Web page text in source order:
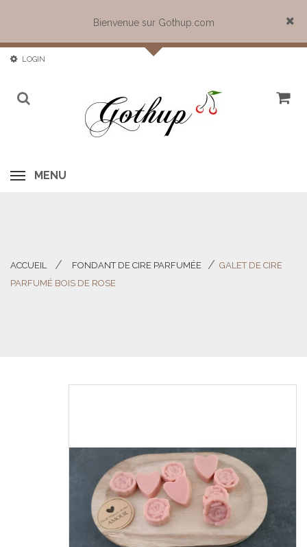
Bienvenue sur Gothup.com
Close
LOGIN
MENU
ACCUEIL
>
FONDANT DE CIRE PARFUMÉE
GALET DE CIRE
PARFUMÉ BOIS DE ROSE